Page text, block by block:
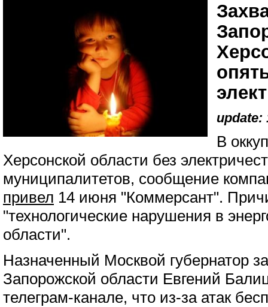
update:
В
Херсонской области без
муниципалитетов, сообщение
привел 14 июня "Коммерсант".
"технологические нарушения в
области".
Назначенный Москвой губернатор
Запорожской области Евгений
телеграм-канале, что из-за атак